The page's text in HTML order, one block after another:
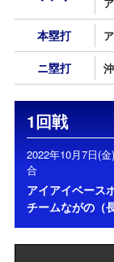
本塁打
ニ塁打
1回戦
2022年10月7日(
合
アイアイベース
チームながの（